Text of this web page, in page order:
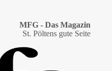
MFG - Das Magazin
St. Pöltens gute Seite